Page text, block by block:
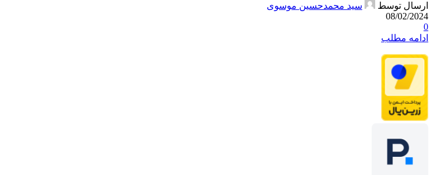
ارسال توسط
سید محمدحسین موسوی
08/02/2024
0
ادامه مطلب